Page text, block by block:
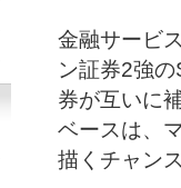
金融サービ
ン証券2強
券が互いに
ベースは、
描くチャン